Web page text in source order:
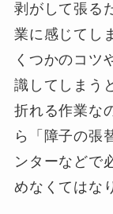
剥がして張る
業に感じてし
くつかのコツ
識してしまう
折れる作業な
ら「障子の張
ンターなどで
めなくてはな